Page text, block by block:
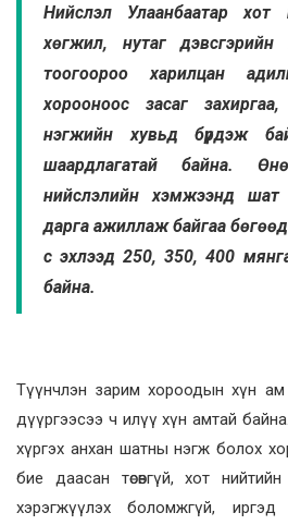
Нийслэл Улаанбаатар
хөгжил, нутаг
тоогоороо харилцан
хорооноос засаг
нэгжийн хувьд бүрдэж
шаардлагатай байна.
нийслэлийн хэмжээнд
дарга ажиллаж байгаа бөгөөд
с эхлээд 250, 350, 400 мянган
байна.
Түүнчлэн зарим хороодын хүн
дүүргээсээ ч илүү хүн амтай байна.
хүргэх анхан шатны нэгж болох
бие даасан төсөвгүй, хот
хэрэгжүүлэх боломжгүй,